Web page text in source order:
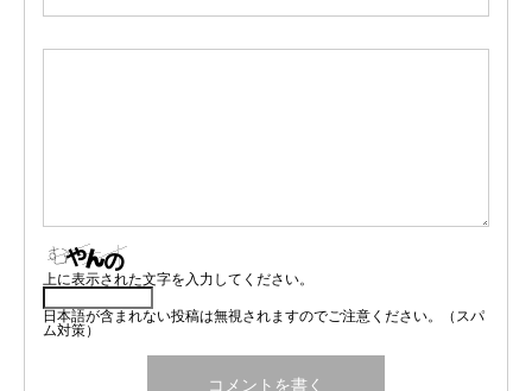
上に表示された文字を入力してください。
日本語が含まれない投稿は無視されますのでご注意ください。（スパ
ム対策）